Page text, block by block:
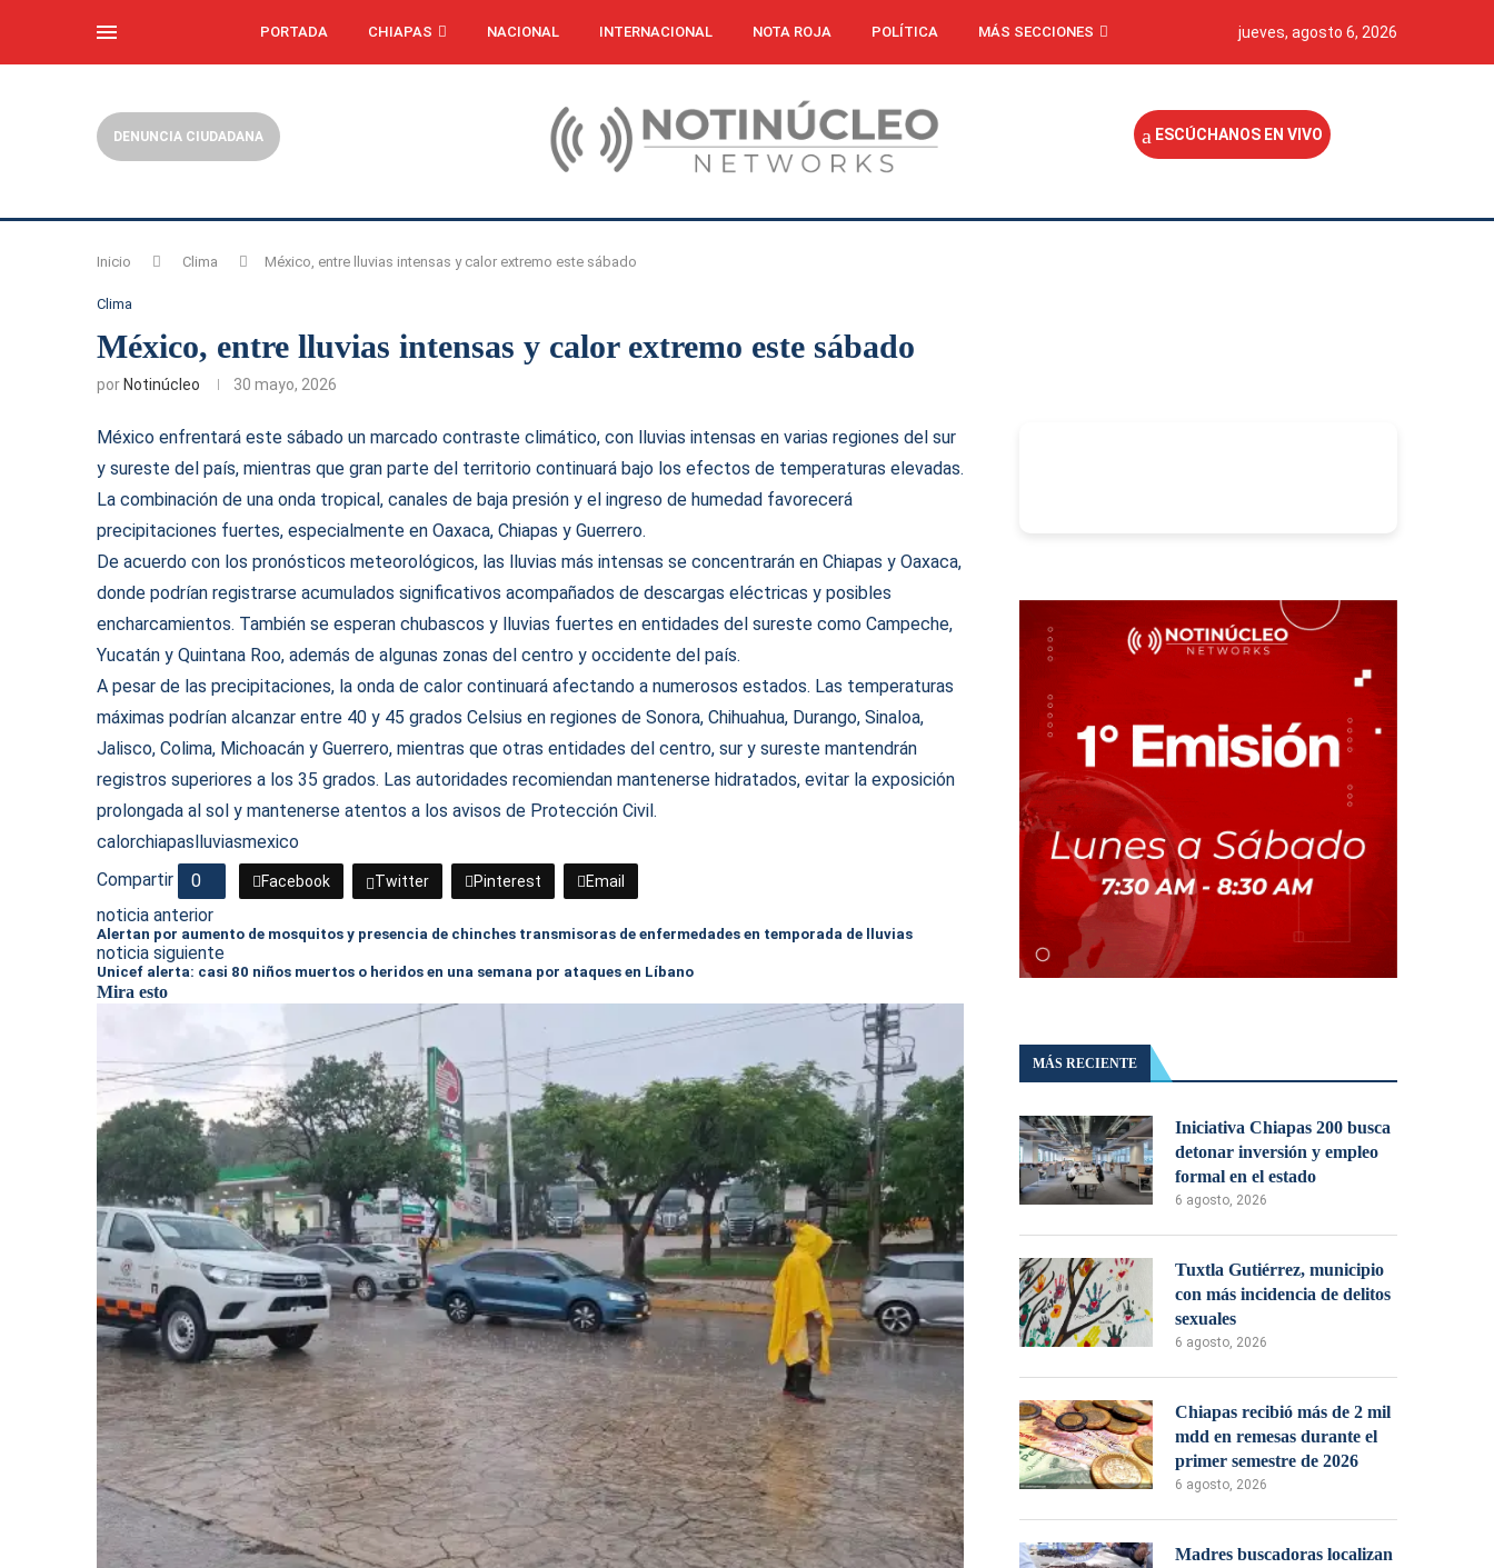
PORTADA CHIAPAS NACIONAL INTERNACIONAL NOTA ROJA POLÍTICA MÁS SECCIONES jueves, agosto 6, 2026
DENUNCIA CIUDADANA ESCÚCHANOS EN VIVO
Inicio Clima México, entre lluvias intensas y calor extremo este sábado
Clima
México, entre lluvias intensas y calor extremo este sábado
por Notinúcleo 30 mayo, 2026
México enfrentará este sábado un marcado contraste climático, con lluvias intensas en varias regiones del sur
y sureste del país, mientras que gran parte del territorio continuará bajo los efectos de temperaturas elevadas.
La combinación de una onda tropical, canales de baja presión y el ingreso de humedad favorecerá
precipitaciones fuertes, especialmente en Oaxaca, Chiapas y Guerrero.
De acuerdo con los pronósticos meteorológicos, las lluvias más intensas se concentrarán en Chiapas y Oaxaca,
donde podrían registrarse acumulados significativos acompañados de descargas eléctricas y posibles
encharcamientos. También se esperan chubascos y lluvias fuertes en entidades del sureste como Campeche,
Yucatán y Quintana Roo, además de algunas zonas del centro y occidente del país.
A pesar de las precipitaciones, la onda de calor continuará afectando a numerosos estados. Las temperaturas
máximas podrían alcanzar entre 40 y 45 grados Celsius en regiones de Sonora, Chihuahua, Durango, Sinaloa,
Jalisco, Colima, Michoacán y Guerrero, mientras que otras entidades del centro, sur y sureste mantendrán
registros superiores a los 35 grados. Las autoridades recomiendan mantenerse hidratados, evitar la exposición
prolongada al sol y mantenerse atentos a los avisos de Protección Civil.
calorchiapaslluviasmexico
Compartir
0 Facebook Twitter Pinterest Email
noticia anterior
Alertan por aumento de mosquitos y presencia de chinches transmisoras de enfermedades en temporada de lluvias
noticia siguiente
Unicef alerta: casi 80 niños muertos o heridos en una semana por ataques en Líbano
Mira esto
MÁS RECIENTE
Iniciativa Chiapas 200 busca
detonar inversión y empleo
formal en el estado
6 agosto, 2026
Tuxtla Gutiérrez, municipio
con más incidencia de delitos
sexuales
6 agosto, 2026
Chiapas recibió más de 2 mil
mdd en remesas durante el
primer semestre de 2026
6 agosto, 2026
Madres buscadoras localizan